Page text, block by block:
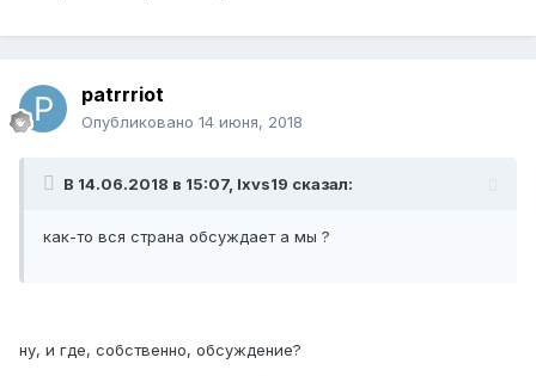
patrrriot
Опубликовано 14 июня, 2018
В 14.06.2018 в 15:07, lxvs19 сказал:
как-то вся страна обсуждает а мы ?
ну, и где, собственно, обсуждение?